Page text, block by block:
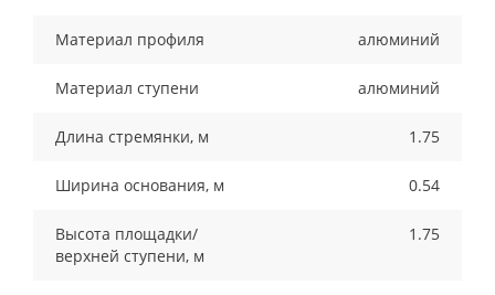
Материал профиля алюминий
Материал ступени алюминий
Длина стремянки, м 1.75
Ширина основания, м 0.54
Высота площадки/
верхней ступени, м
1.75